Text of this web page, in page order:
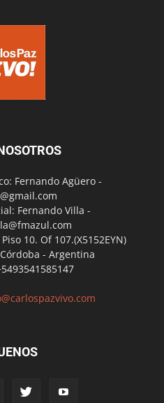
Fernando Agüero -
Fernando Villa -
10. Of 107.(X5152EYN)
- Argentina